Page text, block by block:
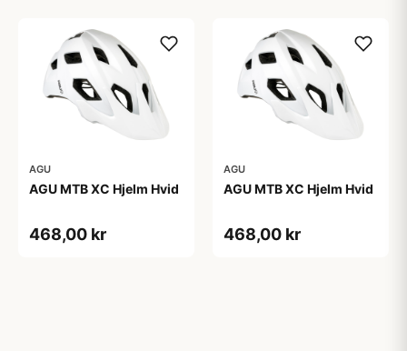
AGU
AGU MTB XC Hjelm Hvid
468,00 kr
AGU
AGU MTB XC Hjelm Hvid
468,00 kr